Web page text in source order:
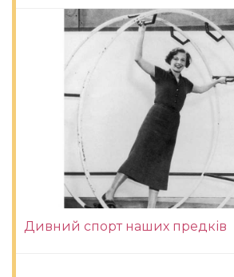
Дивний спорт наших предків